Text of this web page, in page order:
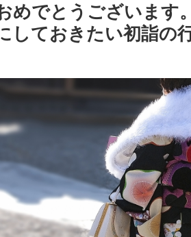
めでとうございます
しておきたい初詣の